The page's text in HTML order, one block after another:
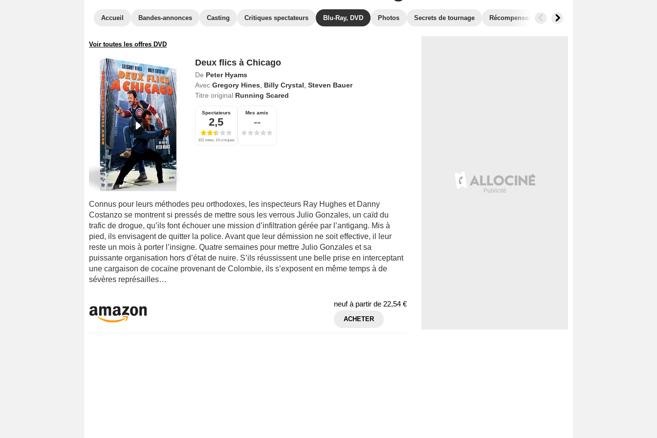
Accueil Bandes-annonces Casting Critiques spectateurs Blu-Ray, DVD Photos Secrets de tournage Récompenses Films similaires
Voir toutes les offres DVD
Deux flics à Chicago
De Peter Hyams
Avec Gregory Hines Billy Crystal Steven Bauer
Titre original Running Scared
Spectateurs
2,5
101 notes, 14 critiques
Mes amis
--
Connus pour leurs méthodes peu orthodoxes, les inspecteurs Ray Hughes et Danny
Costanzo se montrent si pressés de mettre sous les verrous Julio Gonzales, un caïd du
trafic de drogue, qu’ils font échouer une mission d’infiltration gérée par l’antigang. Mis à
pied, ils envisagent de quitter la police. Avant que leur démission ne soit effective, il leur
reste un mois à porter l’insigne. Quatre semaines pour mettre Julio Gonzales et sa
puissante organisation hors d’état de nuire. S’ils réussissent une belle prise en interceptant
une cargaison de cocaïne provenant de Colombie, ils s’exposent en même temps à de
sévères représailles…
neuf à partir de 22,54 €
ACHETER